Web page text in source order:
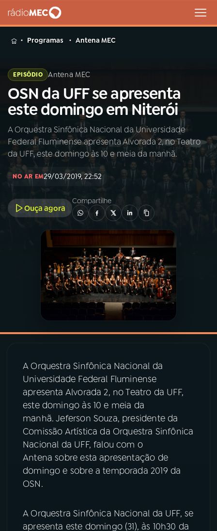
MENU
Buscar
na
Rádio
MEC
Buscar
Início AO VIVO
01INÍCIO
02A RÁDIO
PROGRAMAÇÃO
PROGRAMAS
PODCASTS
06VIDEOCASTS
07ÚLTIMAS
PRÊMIO RÁDIO MEC
ACOMPANHE A RÁDIO MEC
YouTube Facebook
Instagram
Programas Antena MEC
EPISÓDIO Antena MEC
OSN da UFF se apresenta
este domingo em Niterói
A Orquestra Sinfônica Nacional da Universidade
Federal Fluminense apresenta Alvorada 2, no Teatro
da UFF, este domingo às 10 e meia da manhã.
NO AR EM29/03/2019, 22:52
Ouça agora
Compartilhe
A Orquestra Sinfônica Nacional da
Universidade Federal Fluminense
apresenta Alvorada 2, no Teatro da UFF,
este domingo às 10 e meia da
manhã. Jeferson Souza, presidente da
Comissão Artística da Orquestra Sinfônica
Nacional da UFF, falou com o
Antena sobre esta apresentação de
domingo e sobre a temporada 2019 da
OSN.
A Orquestra Sinfônica Nacional da UFF, se
apresenta este domingo (31), às 10h30 da